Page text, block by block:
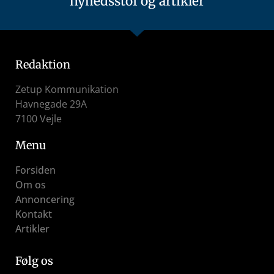
Redaktion
Zetup Kommunikation
Havnegade 29A
7100 Vejle
Menu
Forsiden
Om os
Annoncering
Kontakt
Artikler
Følg os